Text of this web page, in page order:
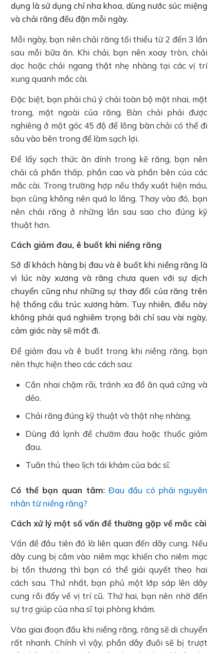
dụng là sử dụng chỉ nha khoa, dùng nước súc miệng
và chải răng đều đặn mỗi ngày.
Mỗi ngày, bạn nên chải răng tối thiểu từ 2 đến 3 lần
sau mỗi bữa ăn. Khi chải, bạn nên xoay tròn, chải
dọc hoặc chải ngang thật nhẹ nhàng tại các vị trí
xung quanh mắc cài.
Đặc biệt, bạn phải chú ý chải toàn bộ mặt nhai, mặt
trong, mặt ngoài của răng. Bàn chải phải được
nghiêng ở một góc 45 độ để lông bàn chải có thể đi
sâu vào bên trong để làm sạch lợi.
Để lấy sạch thức ăn dính trong kẽ răng, bạn nên
chải cả phần thấp, phần cao và phần bên của các
mắc cài. Trong trường hợp nếu thấy xuất hiện máu,
bạn cũng không nên quá lo lắng. Thay vào đó, bạn
nên chải răng ở những lần sau sao cho đúng kỹ
thuật hơn.
Cách giảm đau, ê buốt khi niềng răng
Sở dĩ khách hàng bị đau và ê buốt khi niềng răng là
vì lúc này xương và răng chưa quen với sự dịch
chuyển cũng như những sự thay đổi của răng trên
hệ thống cấu trúc xương hàm. Tuy nhiên, điều này
không phải quá nghiêm trọng bởi chỉ sau vài ngày,
cảm giác này sẽ mất đi.
Để giảm đau và ê buốt trong khi niềng răng, bạn
nên thực hiện theo các cách sau:
Cần nhai chậm rãi, tránh xa đồ ăn quá cứng và
dẻo.
Chải răng đúng kỹ thuật và thật nhẹ nhàng.
Dùng đá lạnh để chườm đau hoặc thuốc giảm
đau.
Tuân thủ theo lịch tái khám của bác sĩ.
Có thể bạn quan tâm: Đau đầu có phải nguyên
nhân từ niềng răng?
Cách xử lý một số vấn đề thường gặp về mắc cài
Vấn đề đầu tiên đó là liên quan đến dây cung. Nếu
dây cung bị cắm vào niêm mạc khiến cho niêm mạc
bị tổn thương thì bạn có thể giải quyết theo hai
cách sau. Thứ nhất, bạn phủ một lớp sáp lên dây
cung rồi đẩy về vị trí cũ. Thứ hai, bạn nên nhờ đến
sự trợ giúp của nha sĩ tại phòng khám.
Vào giai đoạn đầu khi niềng răng, răng sẽ di chuyển
rất nhanh. Chính vì vậy, phần dây đuôi sẽ bị trượt